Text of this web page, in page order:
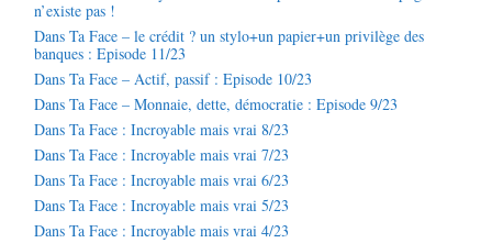
n’existe pas !
Dans Ta Face – le crédit ? un stylo+un papier+un privilège des
banques : Episode 11/23
Dans Ta Face – Actif, passif : Episode 10/23
Dans Ta Face – Monnaie, dette, démocratie : Episode 9/23
Dans Ta Face : Incroyable mais vrai 8/23
Dans Ta Face : Incroyable mais vrai 7/23
Dans Ta Face : Incroyable mais vrai 6/23
Dans Ta Face : Incroyable mais vrai 5/23
Dans Ta Face : Incroyable mais vrai 4/23